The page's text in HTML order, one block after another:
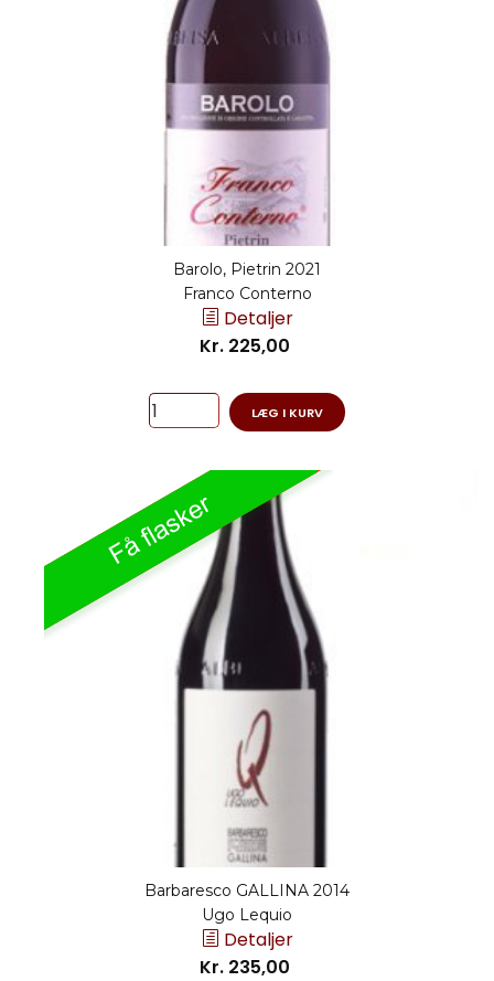
Barolo, Pietrin 2021
Franco Conterno
Detaljer
Kr. 225,00
LÆG I KURV
Barbaresco GALLINA 2014
Ugo Lequio
Detaljer
Kr. 235,00